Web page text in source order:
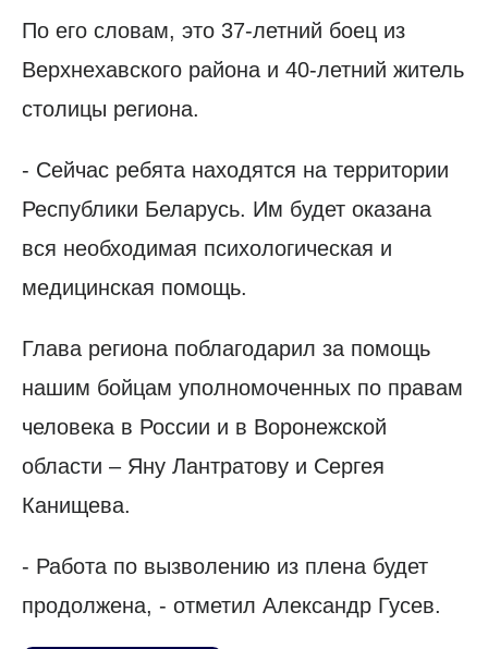
По его словам, это 37-летний боец из
Верхнехавского района и 40-летний житель
столицы региона.
- Сейчас ребята находятся на территории
Республики Беларусь. Им будет оказана
вся необходимая психологическая и
медицинская помощь.
Глава региона поблагодарил за помощь
нашим бойцам уполномоченных по правам
человека в России и в Воронежской
области – Яну Лантратову и Сергея
Канищева.
- Работа по вызволению из плена будет
продолжена, - отметил Александр Гусев.